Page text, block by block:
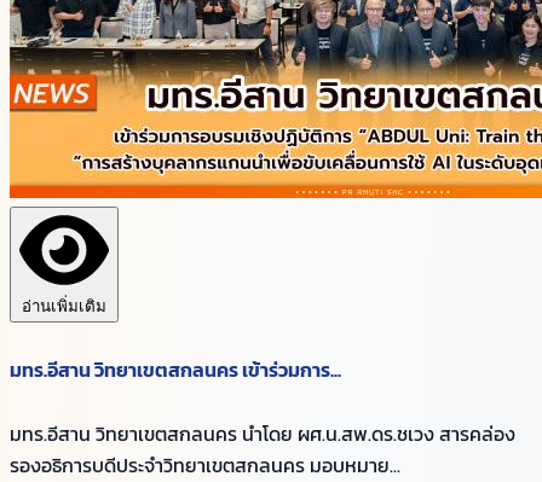
อ่านเพิ่มเติม
มทร.อีสาน วิทยาเขตสกลนคร เข้าร่วมการ...
มทร.อีสาน วิทยาเขตสกลนคร นำโดย ผศ.น.สพ.ดร.ชเวง สารคล่อง
รองอธิการบดีประจำวิทยาเขตสกลนคร มอบหมาย...